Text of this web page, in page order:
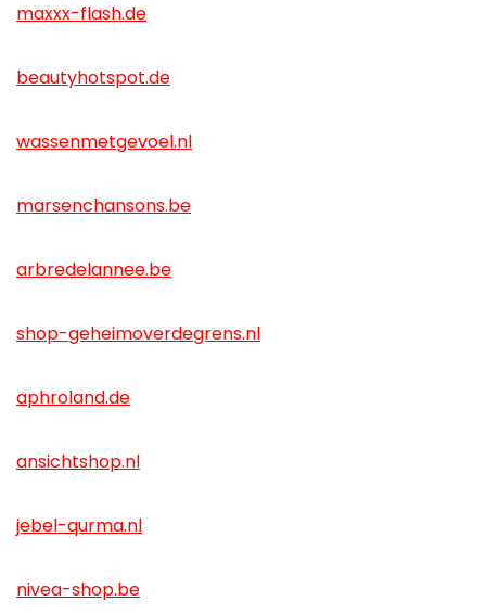
maxxx-flash.de
beautyhotspot.de
wassenmetgevoel.nl
marsenchansons.be
arbredelannee.be
shop-geheimoverdegrens.nl
aphroland.de
ansichtshop.nl
jebel-qurma.nl
nivea-shop.be